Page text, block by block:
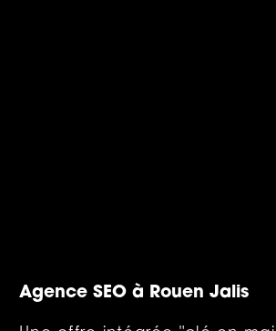
Agence SEO à Rouen Jalis